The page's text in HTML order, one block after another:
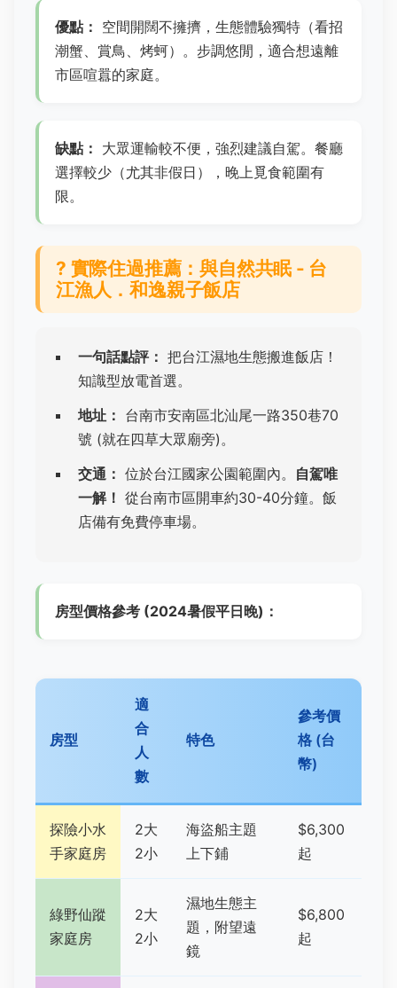
優點： 空間開闊不擁擠，生態體驗獨特（看招
潮蟹、賞鳥、烤蚵）。步調悠閒，適合想遠離
市區喧囂的家庭。
缺點： 大眾運輸較不便，強烈建議自駕。餐廳
選擇較少（尤其非假日），晚上覓食範圍有
限。
?️ 實際住過推薦：與自然共眠 - 台
江漁人．和逸親子飯店
一句話點評： 把台江濕地生態搬進飯店！
知識型放電首選。
地址： 台南市安南區北汕尾一路350巷70
號 (就在四草大眾廟旁)。
交通： 位於台江國家公園範圍內。 自駕唯
一解！ 從台南市區開車約30-40分鐘。飯
店備有免費停車場。
房型價格參考 (2024暑假平日晚)：
房型
適
合
人
數
特色
參考價
格 (台
幣)
探險小水
手家庭房
2大
2小
海盜船主題
上下鋪
$6,300
起
綠野仙蹤
家庭房
2大
2小
濕地生態主
題，附望遠
鏡
$6,800
起